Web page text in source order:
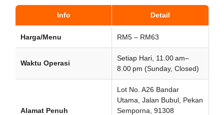
Info Detail
Harga/Menu RM5 – RM63
Waktu Operasi
Setiap Hari, 11.00 am–
8.00 pm (Sunday, Closed)
Alamat Penuh
Lot No. A26 Bandar
Utama, Jalan Bubul, Pekan
Semporna, 91308